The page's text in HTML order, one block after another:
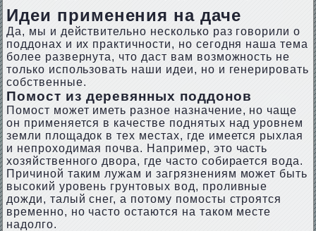
Идеи применения на даче
Да, мы и действительно несколько раз говорили о
поддонах и их практичности, но сегодня наша тема
более развернута, что даст вам возможность не
только использовать наши идеи, но и генерировать
собственные.
Помост из деревянных поддонов
Помост может иметь разное назначение, но чаще
он применяется в качестве поднятых над уровнем
земли площадок в тех местах, где имеется рыхлая
и непроходимая почва. Например, это часть
хозяйственного двора, где часто собирается вода.
Причиной таким лужам и загрязнениям может быть
высокий уровень грунтовых вод, проливные
дожди, талый снег, а потому помосты строятся
временно, но часто остаются на таком месте
надолго.